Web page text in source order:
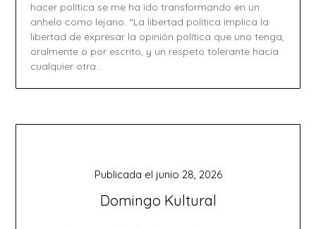
hacer política se me ha ido transformando en un
anhelo como lejano. “La libertad política implica la
libertad de expresar la opinión política que uno tenga,
oralmente o por escrito, y un respeto tolerante hacia
cualquier otra…
Domingo Kultural
Publicada el junio 28, 2026